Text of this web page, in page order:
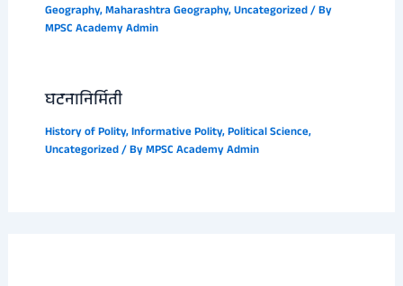
Geography,Maharashtra Geography,Uncategorized/ By
MPSC Academy Admin
घटनानिर्मिती
History of Polity,Informative Polity,Political Science,
Uncategorized/ ByMPSC Academy Admin